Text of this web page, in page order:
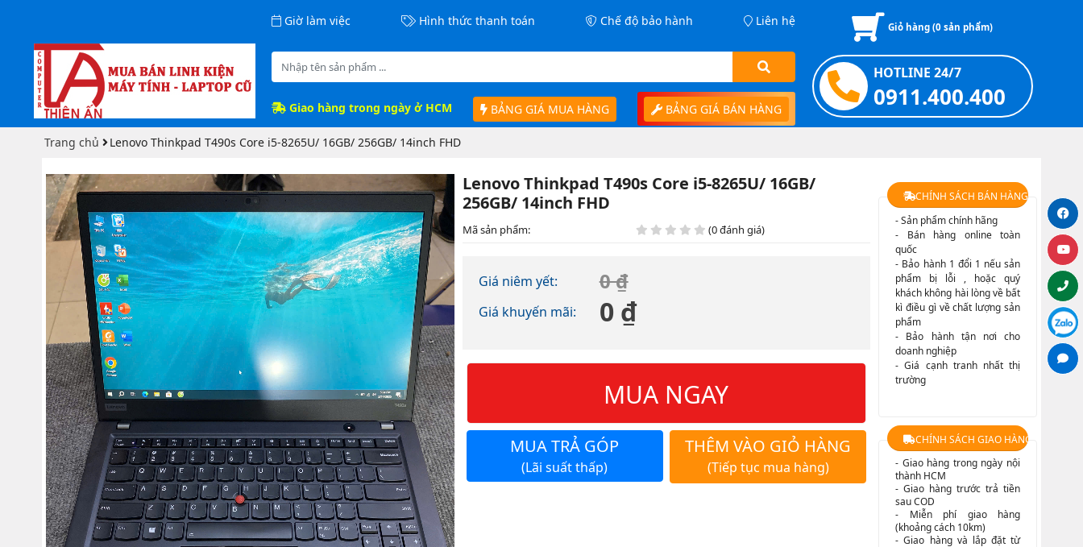
Giờ làm việc Hình thức thanh toán Chế độ bảo hành Liên hệ
Giao hàng trong ngày ở HCM BẢNG GIÁ MUA HÀNG BẢNG GIÁ BÁN HÀNG
Giỏ hàng (0 sản phẩm)
HOTLINE 24/7
0911.400.400
Trang chủ Lenovo Thinkpad T490s Core i5-8265U/ 16GB/ 256GB/ 14inch FHD
Lenovo Thinkpad T490s Core i5-8265U/ 16GB/
256GB/ 14inch FHD
Mã sản phẩm: (0 đánh giá)
Giá niêm yết: 0 ₫
Giá khuyến mãi: 0 ₫
MUA NGAY
MUA TRẢ GÓP
(Lãi suất thấp)
THÊM VÀO GIỎ HÀNG
(Tiếp tục mua hàng)
CHÍNH SÁCH BÁN HÀNG
- Sản phẩm chính hãng
- Bán hàng online toàn
quốc
- Bảo hành 1 đổi 1 nếu sản
phẩm bị lỗi , hoặc quý
khách không hài lòng về bất
kì điều gì về chất lượng sản
phẩm
- Bảo hành tận nơi cho
doanh nghiệp
- Giá cạnh tranh nhất thị
trường
CHÍNH SÁCH GIAO HÀNG
- Giao hàng trong ngày nội
thành HCM
- Giao hàng trước trả tiền
sau COD
- Miễn phí giao hàng
(khoảng cách 10km)
- Giao hàng và lắp đặt từ